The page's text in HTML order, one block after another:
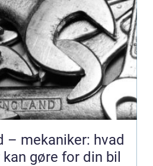
mekaniker: hvad
gøre for din bil